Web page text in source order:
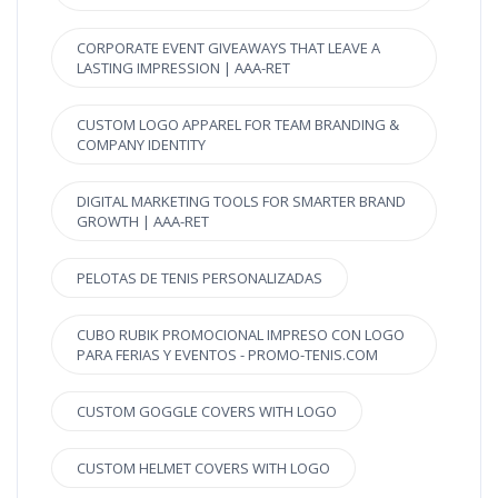
CORPORATE EVENT GIVEAWAYS THAT LEAVE A
LASTING IMPRESSION | AAA-RET
CUSTOM LOGO APPAREL FOR TEAM BRANDING &
COMPANY IDENTITY
DIGITAL MARKETING TOOLS FOR SMARTER BRAND
GROWTH | AAA-RET
PELOTAS DE TENIS PERSONALIZADAS
CUBO RUBIK PROMOCIONAL IMPRESO CON LOGO
PARA FERIAS Y EVENTOS - PROMO-TENIS.COM
CUSTOM GOGGLE COVERS WITH LOGO
CUSTOM HELMET COVERS WITH LOGO